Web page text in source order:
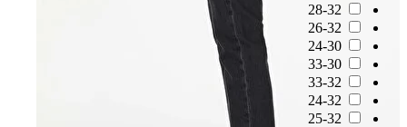
28-32
26-32
24-30
33-30
33-32
24-32
25-32